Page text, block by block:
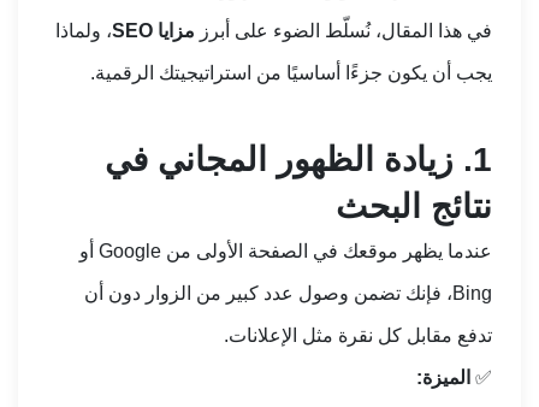
في هذا المقال، نُسلّط الضوء على أبرز مزايا SEO ، ولماذا
يجب أن يكون جزءًا أساسيًا من استراتيجيتك الرقمية.
1. زيادة الظهور المجاني في
نتائج البحث
عندما يظهر موقعك في الصفحة الأولى من Google أو
Bing، فإنك تضمن وصول عدد كبير من الزوار دون أن
تدفع مقابل كل نقرة مثل الإعلانات.
✅ الميزة: